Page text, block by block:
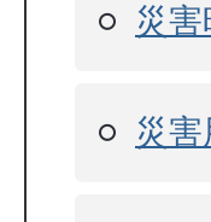
災
災